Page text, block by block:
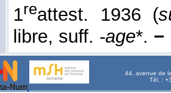
1reattest. 1936 (
libre, suff. -age*. −
44, avenue de
Tél. :